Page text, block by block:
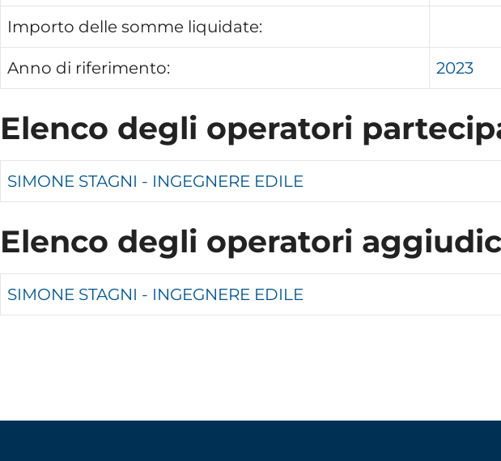
Importo delle somme liquidate:
Anno di riferimento: 2023
Elenco degli operatori
SIMONE STAGNI - INGEGNERE EDILE
Elenco degli operatori
SIMONE STAGNI - INGEGNERE EDILE